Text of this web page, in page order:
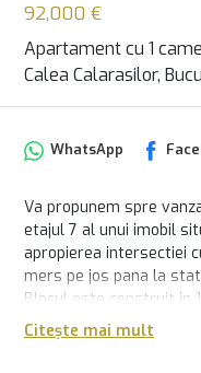
92,000 €
Apartament cu 1
Calea Calarasilor,
WhatsApp
Va propunem spre
etajul 7 al unui imobil
apropierea intersectiei
mers pe jos pana la
Blocul este construit in
instalatiile sanitare ale
ingrijita.
Citește mai mult